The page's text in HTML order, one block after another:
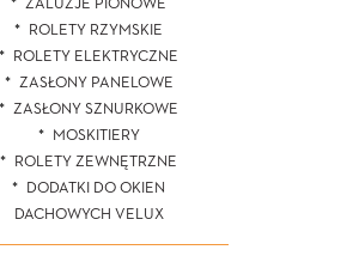
ŻALUZJE PIONOWE
ROLETY RZYMSKIE
ROLETY ELEKTRYCZNE
ZASŁONY PANELOWE
ZASŁONY SZNURKOWE
MOSKITIERY
ROLETY ZEWNĘTRZNE
DODATKI DO OKIEN
DACHOWYCH VELUX